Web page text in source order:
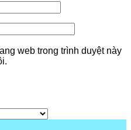
web trong trình duyệt này